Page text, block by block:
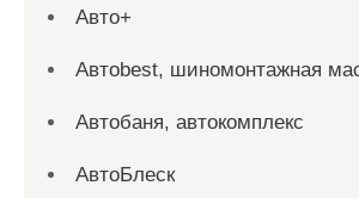
Авто+
Автоbest, шиномонтажная
Автобаня, автокомплекс
АвтоБлеск